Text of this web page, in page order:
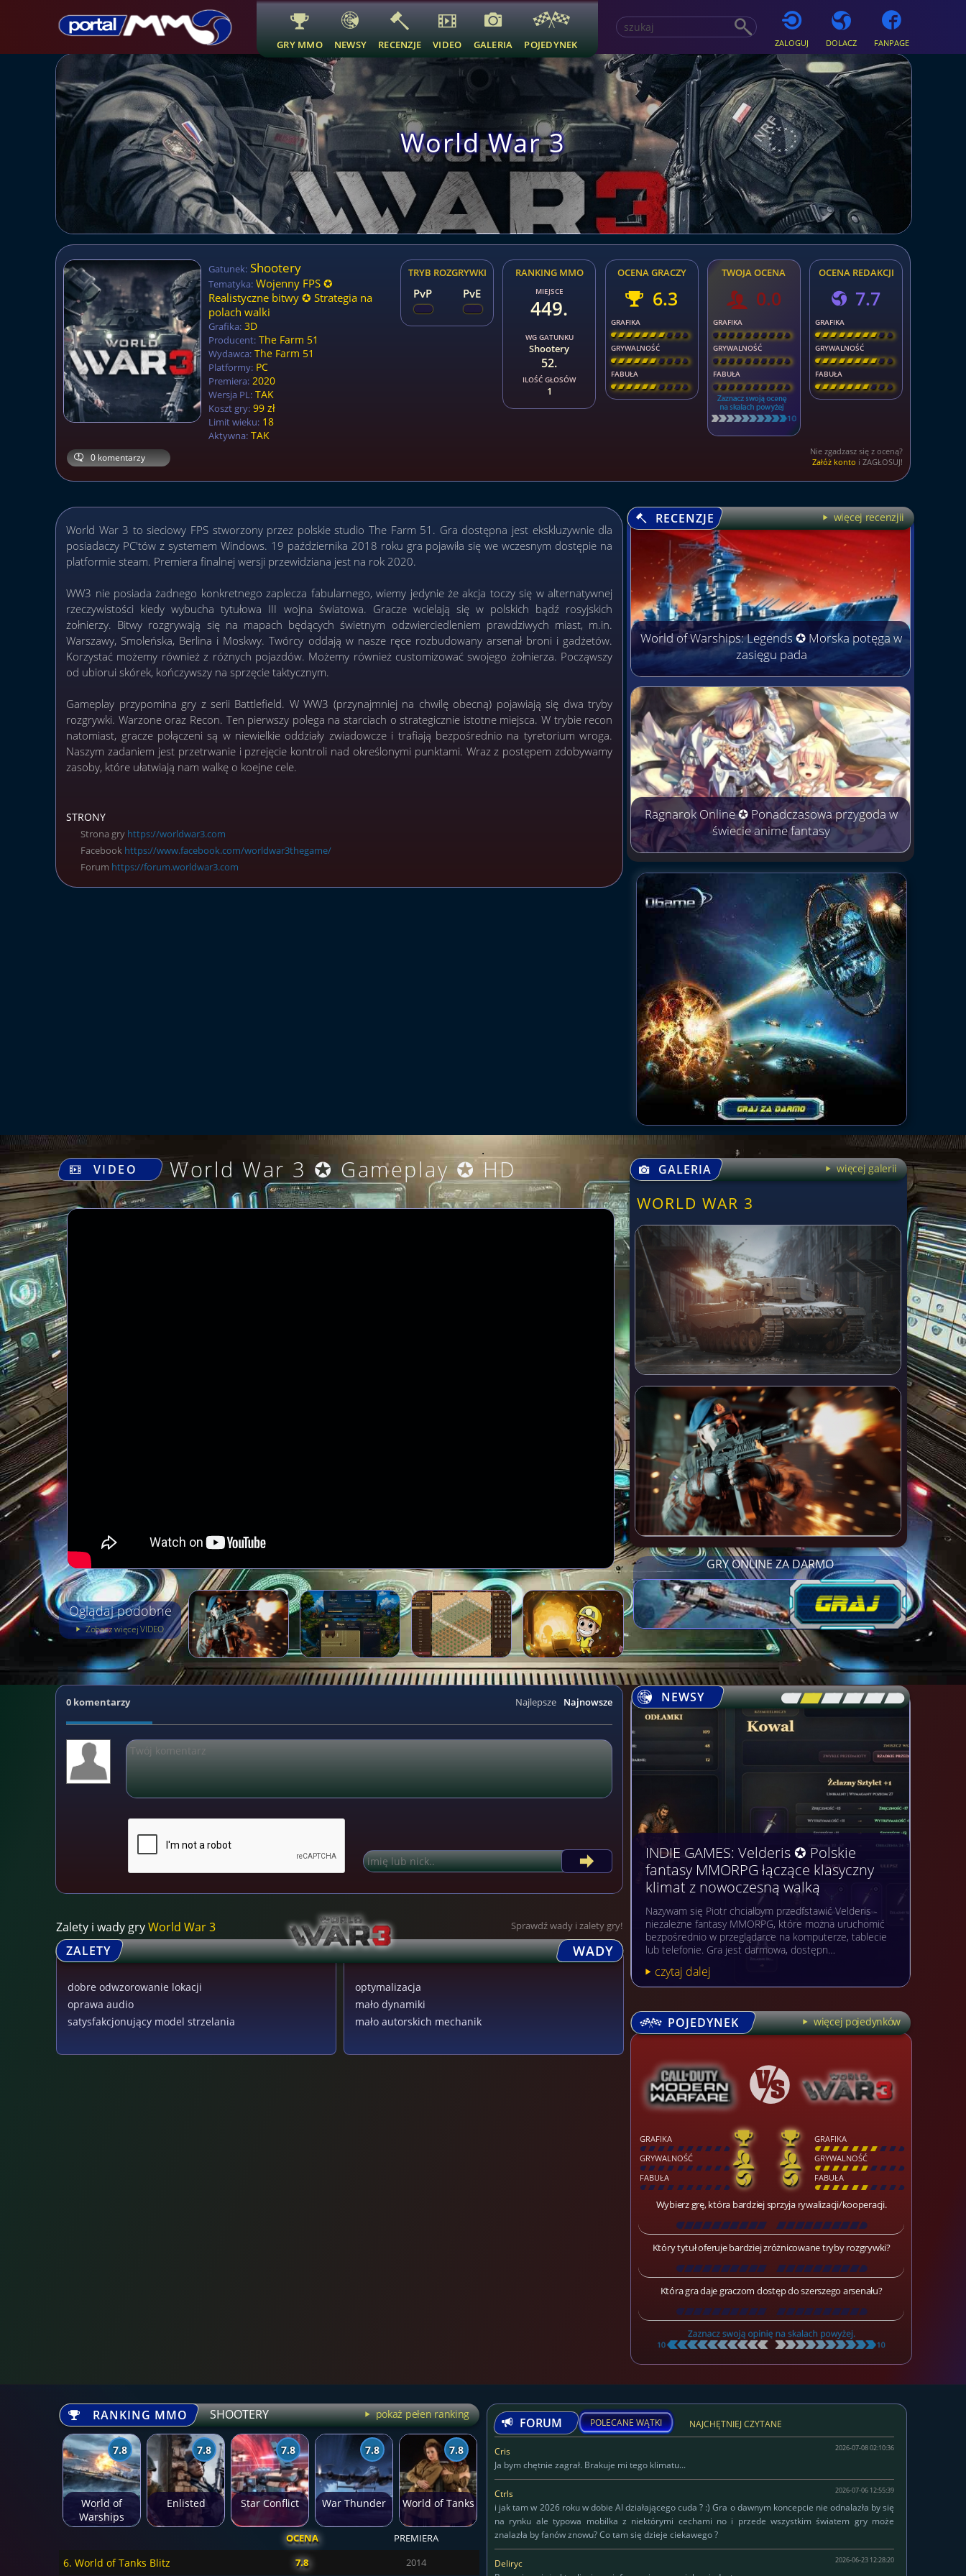
GRY MMO NEWSY RECENZJE VIDEO GALERIA POJEDYNEK ZALOGUJ DOLACZ FANPAGE
World War 3
Gatunek: Shootery
Tematyka: Wojenny FPS ✪
Realistyczne bitwy ✪ Strategia na
polach walki
Grafika: 3D
Producent: The Farm 51
Wydawca: The Farm 51
Platformy: PC
Premiera: 2020
Wersja PL: TAK
Koszt gry: 99 zł
Limit wieku: 18
Aktywna: TAK
TRYB ROZGRYWKI
PvP PvE
RANKING MMO
MIEJSCE
449.
WG GATUNKU
Shootery
52.
ILOŚĆ GŁOSÓW
1
OCENA GRACZY
6.3
GRAFIKA
[ \ \ \ \ \ \ \ \ ]
GRYWALNOŚĆ
[ \ \ \ \ \ \ \ \ ]
FABUŁA
[ \ \ \ \ \ \ \ \ ]
TWOJA OCENA
0.0
GRAFIKA
[ \ \ \ \ \ \ \ \ ]
GRYWALNOŚĆ
[ \ \ \ \ \ \ \ \ ]
FABUŁA
[ \ \ \ \ \ \ \ \ ]
OCENA REDAKCJI
7.7
GRAFIKA
[ \ \ \ \ \ \ \ \ ]
GRYWALNOŚĆ
[ \ \ \ \ \ \ \ \ ]
FABUŁA
[ \ \ \ \ \ \ \ \ ]
0 komentarzy
Nie zgadzasz się z oceną?
Załóż konto i ZAGŁOSUJ!
World War 3 to sieciowy FPS stworzony przez polskie studio The Farm 51. Gra dostępna jest ekskluzywnie dla
posiadaczy PC'tów z systemem Windows. 19 października 2018 roku gra pojawiła się we wczesnym dostępie na
platformie steam. Premiera finalnej wersji przewidziana jest na rok 2020.
WW3 nie posiada żadnego konkretnego zaplecza fabularnego, wiemy jedynie że akcja toczy się w alternatywnej
rzeczywistości kiedy wybucha tytułowa III wojna światowa. Gracze wcielają się w polskich bądź rosyjskich
żołnierzy. Bitwy rozgrywają się na mapach będących świetnym odzwierciedleniem prawdziwych miast, m.in.
Warszawy, Smoleńska, Berlina i Moskwy. Twórcy oddają w nasze ręce rozbudowany arsenał broni i gadżetów.
Korzystać możemy również z różnych pojazdów. Możemy również customizować swojego żołnierza. Począwszy
od ubiorui skórek, kończywszy na sprzęcie taktycznym.
Gameplay przypomina gry z serii Battlefield. W WW3 (przynajmniej na chwilę obecną) pojawiają się dwa tryby
rozgrywki. Warzone oraz Recon. Ten pierwszy polega na starciach o strategicznie istotne miejsca. W trybie recon
natomiast, gracze połączeni są w niewielkie oddziały zwiadowcze i trafiają bezpośrednio na tyretorium wroga.
Naszym zadaniem jest przetrwanie i pzrejęcie kontroli nad określonymi punktami. Wraz z postępem zdobywamy
zasoby, które ułatwiają nam walkę o koejne cele.
STRONY
Strona gry https://worldwar3.com
Facebook https://www.facebook.com/worldwar3thegame/
Forum https://forum.worldwar3.com
RECENZJE więcej recenzjii
World of Warships: Legends ✪ Morska potęga w
zasięgu pada
Ragnarok Online ✪ Ponadczasowa przygoda w
świecie anime fantasy
.
VIDEO
World War 3 ✪ Gameplay ✪ HD
Oglądaj podobne
Zobacz więcej VIDEO
GALERIA więcej galerii
WORLD WAR 3
GRY ONLINE ZA DARMO
Najnowsze
Najlepsze
0 komentarzy
Zalety i wady gryWorld War 3 Sprawdź wady i zalety gry!
ZALETY WADY
dobre odwzorowanie lokacji
oprawa audio
satysfakcjonujący model strzelania
optymalizacja
mało dynamiki
mało autorskich mechanik
NEWSY [\ \\ \\ \\ \\ \]
INDIE GAMES: Velderis ✪ Polskie
fantasy MMORPG łączące klasyczny
klimat z nowoczesną walką
Nazywam się Piotr chciałbym przedfstawić Velderis -
niezależne fantasy MMORPG, które można uruchomić
bezpośrednio w przeglądarce na komputerze, tablecie
lub telefonie. Gra jest darmowa, dostępn…
czytaj dalej
POJEDYNEK więcej pojedynków
GRAFIKA
[ \ \ \ \ \ \ \ \ ]
GRYWALNOŚĆ
[ \ \ \ \ \ \ \ \ ]
FABUŁA
[ \ \ \ \ \ \ \ \ ]
GRAFIKA
[ \ \ \ \ \ \ \ \ ]
GRYWALNOŚĆ
[ \ \ \ \ \ \ \ \ ]
FABUŁA
[ \ \ \ \ \ \ \ \ ]
Wybierz grę, która bardziej sprzyja rywalizacji/kooperacji.
[\\\\\\\\\ \\\\\\\\\]
Który tytuł oferuje bardziej zróżnicowane tryby rozgrywki?
[\\\\\\\\\ \\\\\\\\\]
Która gra daje graczom dostęp do szerszego arsenału?
[\\\\\\\\\ \\\\\\\\\]
RANKING MMO SHOOTERY pokaż pełen ranking
7.8
World of
Warships
7.8
Enlisted
7.8
Star Conflict
7.8
War Thunder
7.8
World of Tanks
OCENA PREMIERA
6. World of Tanks Blitz 7.8 2014
FORUM POLECANE WĄTKI NAJCHĘTNIEJ CZYTANE
Cris 2026-07-08 02:10:36
Ja bym chętnie zagrał. Brakuje mi tego klimatu...
Ctrls 2026-07-06 12:55:39
i jak tam w 2026 roku w dobie AI działającego cuda ? :) Gra o dawnym koncepcie nie odnalazła by się
na rynku ale typowa mobilka z niektórymi cechami no i przede wszystkim światem gry może
znalazła by fanów znowu? Co tam się dzieje ciekawego ?
Deliryc
Deliryc
2026-06-23 12:28:20